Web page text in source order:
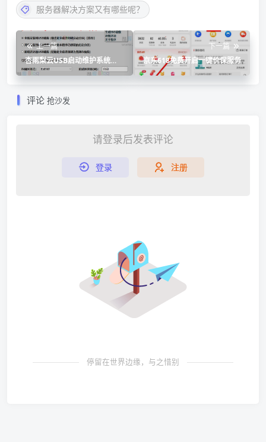
服务器解决方案又有哪些呢？
上一篇
杏雨梨云USB启动维护系统
2022端午版
下一篇
京东618免费开启一键价保服务
评论 抢沙发
请登录后发表评论
登录 注册
停留在世界边缘，与之惜别